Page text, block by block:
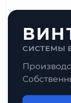
СИСТЕМЫ